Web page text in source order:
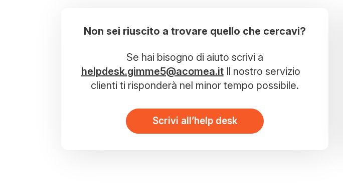
Non sei riuscito a trovare quello che cercavi?
Se hai bisogno di aiuto scrivi a
helpdesk.gimme5@acomea.itIl nostro servizio
clienti ti risponderà nel minor tempo possibile.
Scrivi all’help desk